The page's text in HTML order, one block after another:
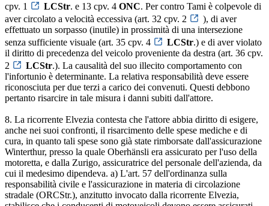
cpv. 1
LCStr. e 13 cpv. 4 ONC. Per contro Tami è colpevole di
aver circolato a velocità eccessiva (art. 32 cpv. 2
), di aver
effettuato un sorpasso (inutile) in prossimità di una intersezione
senza sufficiente visuale (art. 35 cpv. 4
LCStr.) e di aver violato
il diritto di precedenza del veicolo proveniente da destra (art. 36 cpv.
2
LCStr.). La causalità del suo illecito comportamento con
l'infortunio è determinante. La relativa responsabilità deve essere
riconosciuta per due terzi a carico dei convenuti. Questi debbono
pertanto risarcire in tale misura i danni subiti dall'attore.
8. La ricorrente Elvezia contesta che l'attore abbia diritto di esigere,
anche nei suoi confronti, il risarcimento delle spese mediche e di
cura, in quanto tali spese sono già state rimborsate dall'assicurazione
Winterthur, presso la quale Oberhänsli era assicurato per l'uso della
motoretta, e dalla Zurigo, assicuratrice del personale dell'azienda, da
cui il medesimo dipendeva. a) L'art. 57 dell'ordinanza sulla
responsabilità civile e l'assicurazione in materia di circolazione
stradale (ORCStr.), anzitutto invocato dalla ricorrente Elvezia,